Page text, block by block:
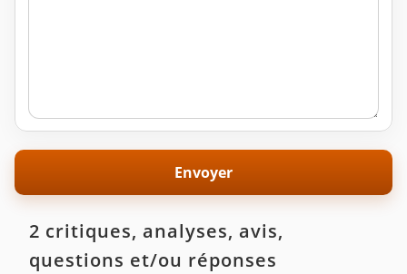
2 critiques, analyses, avis,
questions et/ou réponses